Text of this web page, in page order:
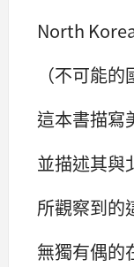
North
（不可能
這本書描寫
並描述其與
所觀察到的
無獨有偶的